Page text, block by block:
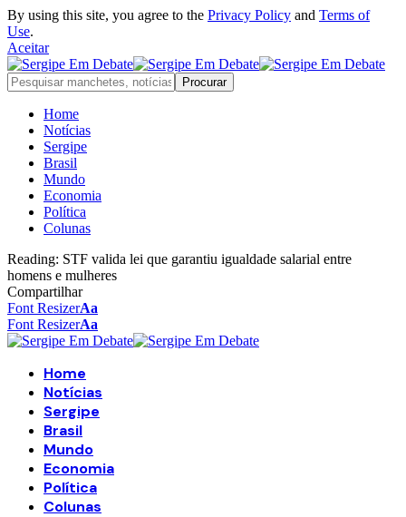
By using this site, you agree to the Privacy Policy and Terms of
Use.
Aceitar
Home
Notícias
Sergipe
Brasil
Mundo
Economia
Política
Colunas
Reading: STF valida lei que garantiu igualdade salarial entre
homens e mulheres
Compartilhar
Font ResizerAa
Font ResizerAa
Home
Notícias
Sergipe
Brasil
Mundo
Economia
Política
Colunas